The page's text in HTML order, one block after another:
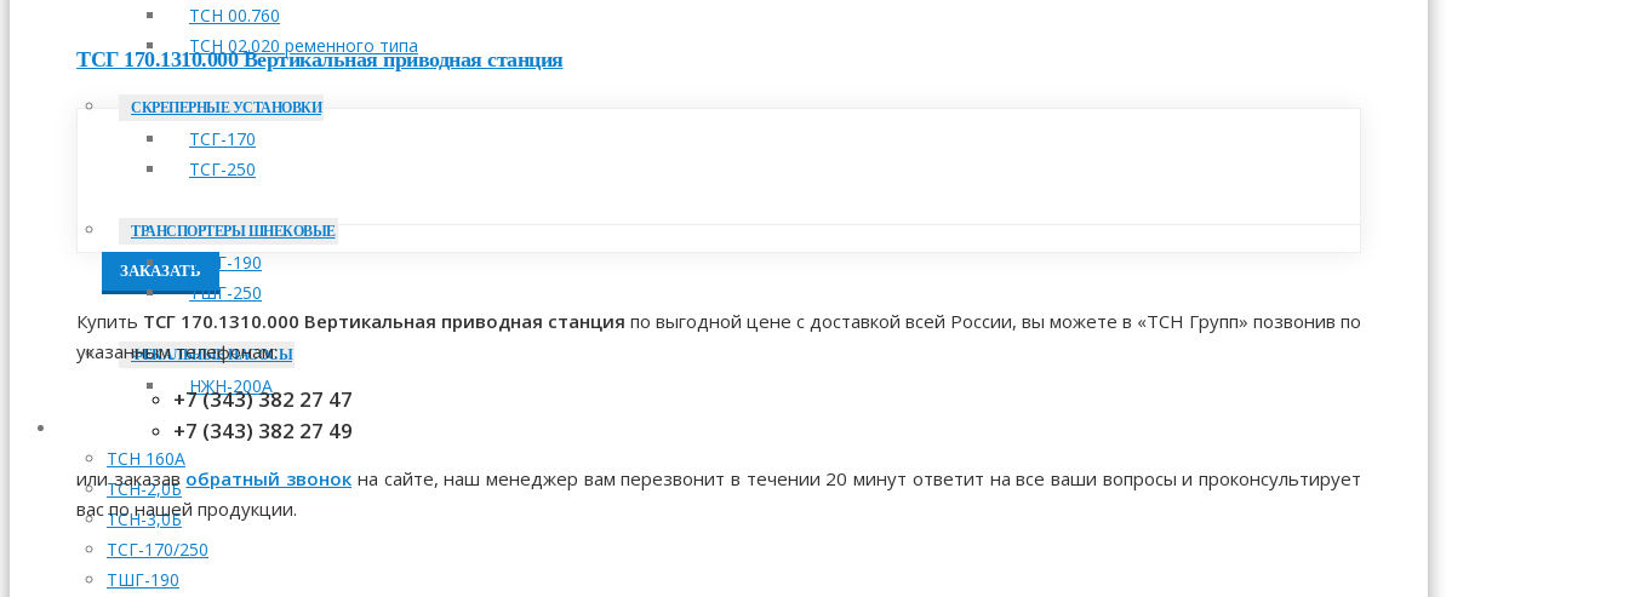
ТСН 00.760
ТСН 02.020 ременного типа
СКРЕПЕРНЫЕ УСТАНОВКИ
ТСГ-170
ТСГ-250
ТРАНСПОРТЕРЫ ШНЕКОВЫЕ
ТШГ-190
ТШГ-250
ФЕКАЛЬНЫЕ НАСОСЫ
НЖН-200А
МОНТАЖ
ТСН 160А
ТСН-2,0Б
ТСН-3,0Б
ТСГ-170/250
ТШГ-190
ТСГ 170.1310.000 Вертикальная приводная станция
ЗАКАЗАТЬ
Купить ТСГ 170.1310.000 Вертикальная приводная станция по выгодной цене с доставкой всей России, вы можете в «ТСН Групп» позвонив по
указанным телефонам:
+7 (343) 382 27 47
+7 (343) 382 27 49
или заказав обратный звонок на сайте, наш менеджер вам перезвонит в течении 20 минут ответит на все ваши вопросы и проконсультирует
вас по нашей продукции.